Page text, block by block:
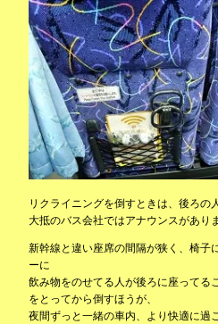
リクライニングを倒すときは、後ろの
大抵のバス会社ではアナウンスがありま
新幹線と違い座席の間隔が狭く、椅子
ーに
飲み物をのせてる人が後ろに座ってる
をとってから倒すほうが、
夜間ずっと一緒の車内、より快適に過